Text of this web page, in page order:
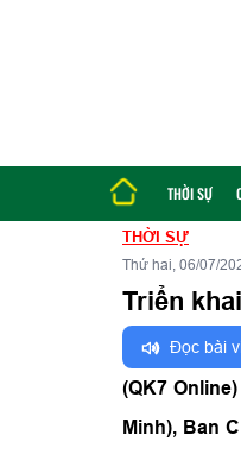
THỜI SỰ
THỜI SỰ
Thứ hai, 06/07/
Triển
Đọc bài
(QK7
Minh), Ban